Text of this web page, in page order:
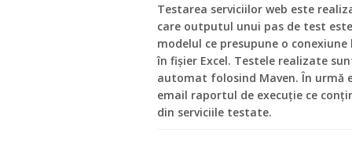
Testarea serviciilor web este
care outputul unui pas de test
modelul ce presupune o
în fişier Excel. Testele realizate
automat folosind Maven. În urmă
email raportul de execuţie ce
din serviciile testate.